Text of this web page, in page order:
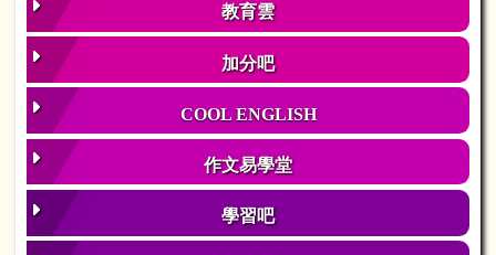
教育雲
加分吧
COOL ENGLISH
作文易學堂
學習吧